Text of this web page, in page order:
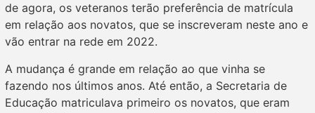
de agora, os veteranos terão preferência de matrícula
em relação aos novatos, que se inscreveram neste ano e
vão entrar na rede em 2022.
A mudança é grande em relação ao que vinha se
fazendo nos últimos anos. Até então, a Secretaria de
Educação matriculava primeiro os novatos, que eram